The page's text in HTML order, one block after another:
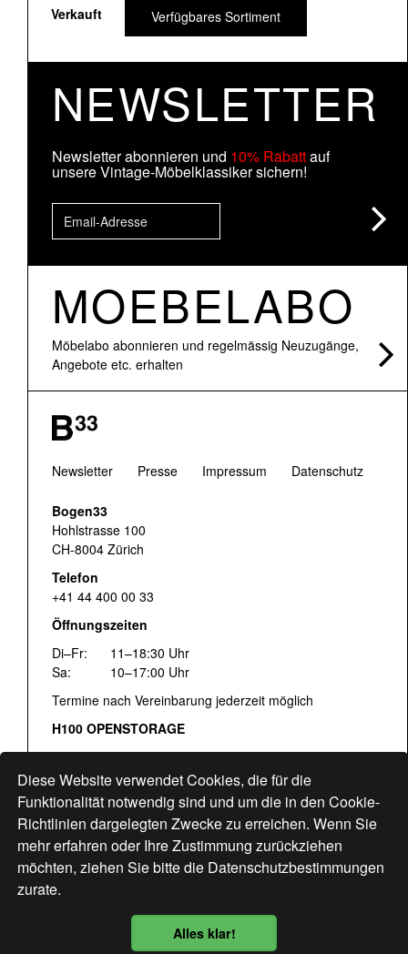
Diese Website verwendet Cookies, die für die
Funktionalität notwendig sind und um die in den Cookie-
Richtlinien dargelegten Zwecke zu erreichen. Wenn Sie
mehr erfahren oder Ihre Zustimmung zurückziehen
möchten, ziehen Sie bitte die Datenschutzbestimmungen
zurate.
Alles klar!
Verkauft Verfügbares Sortiment
NEWSLETTER
Newsletter abonnieren und 10% Rabattauf
unsere Vintage-Möbelklassiker sichern!
MOEBELABO
Möbelabo abonnieren und regelmässig Neuzugänge,
Angebote etc. erhalten
Newsletter Presse Impressum Datenschutz
Bogen33
Hohlstrasse 100
CH-8004 Zürich
Telefon
+41 44 400 00 33
Öffnungszeiten
Di–Fr:
11–18:30 Uhr
Sa:
10–17:00 Uhr
Termine nach Vereinbarung jederzeit möglich
H100 OPENSTORAGE
Fr:
16:00–18:30 Uhr
Sa: 12:00–17:00 Uhr
Hohlstrasse 122
www.bogen33.ch